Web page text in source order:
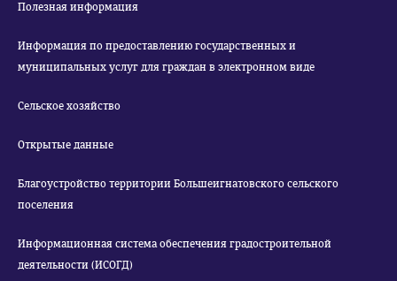
Полезная информация
Информация по предоставлению государственных и
муниципальных услуг для граждан в электронном виде
Сельское хозяйство
Открытые данные
Благоустройство территории Большеигнатовского сельского
поселения
Информационная система обеспечения градостроительной
деятельности (ИСОГД)